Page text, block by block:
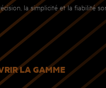
la simplicité et la fiabilité
LA GAMME